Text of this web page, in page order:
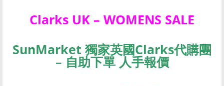
Clarks UK – WOMENS SALE
SunMarket 獨家英國Clarks代購團
– 自助下單 人手報價